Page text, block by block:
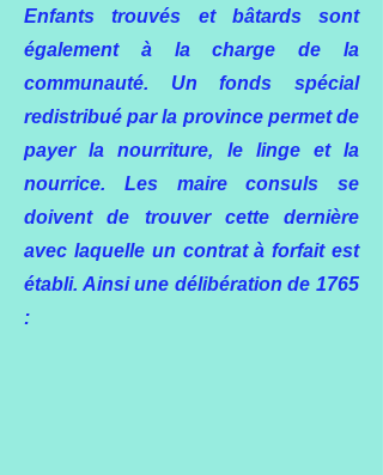
Enfants trouvés et bâtards sont
également à la charge de la
communauté. Un fonds spécial
redistribué par la province permet de
payer la nourriture, le linge et la
nourrice. Les maire consuls se
doivent de trouver cette dernière
avec laquelle un contrat à forfait est
établi. Ainsi une délibération de 1765
: